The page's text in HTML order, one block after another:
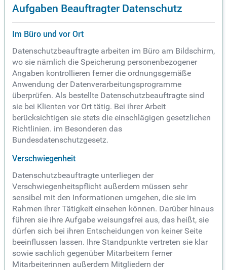
Aufgaben Beauftragter Datenschutz
Im Büro und vor Ort
Datenschutzbeauftragte arbeiten im Büro am Bildschirm,
wo sie nämlich die Speicherung personenbezogener
Angaben kontrollieren ferner die ordnungsgemäße
Anwendung der Datenverarbeitungsprogramme
überprüfen. Als bestellte Datenschutzbeauftragte sind
sie bei Klienten vor Ort tätig. Bei ihrer Arbeit
berücksichtigen sie stets die einschlägigen gesetzlichen
Richtlinien. im Besonderen das
Bundesdatenschutzgesetz.
Verschwiegenheit
Datenschutzbeauftragte unterliegen der
Verschwiegenheitspflicht außerdem müssen sehr
sensibel mit den Informationen umgehen, die sie im
Rahmen ihrer Tätigkeit einsehen können. Darüber hinaus
führen sie ihre Aufgabe weisungsfrei aus, das heißt, sie
dürfen sich bei ihren Entscheidungen von keiner Seite
beeinflussen lassen. Ihre Standpunkte vertreten sie klar
sowie sachlich gegenüber Mitarbeitern ferner
Mitarbeiterinnen außerdem Mitgliedern der